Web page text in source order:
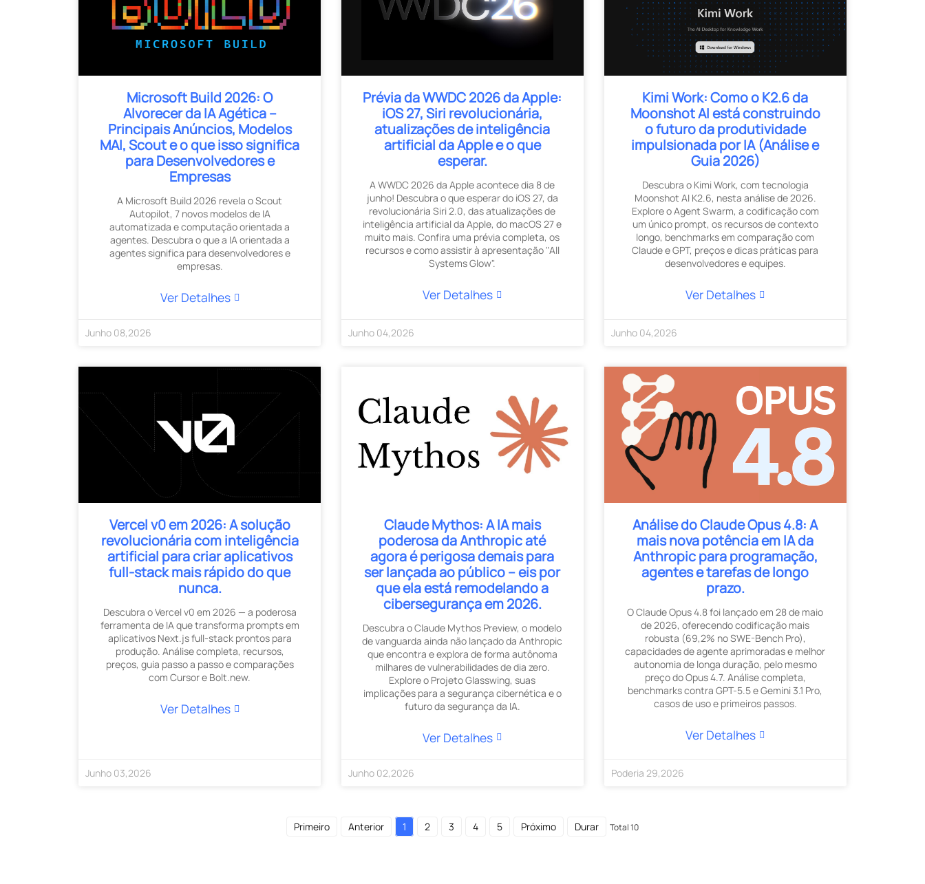
Microsoft Build 2026: O
Alvorecer da IA ​​Agética –
Principais Anúncios, Modelos
MAI, Scout e o que isso significa
para Desenvolvedores e
Empresas
A Microsoft Build 2026 revela o Scout
Autopilot, 7 novos modelos de IA
automatizada e computação orientada a
agentes. Descubra o que a IA orientada a
agentes significa para desenvolvedores e
empresas.
Ver Detalhes
Junho 08,2026
Prévia da WWDC 2026 da Apple:
iOS 27, Siri revolucionária,
atualizações de inteligência
artificial da Apple e o que
esperar.
A WWDC 2026 da Apple acontece dia 8 de
junho! Descubra o que esperar do iOS 27, da
revolucionária Siri 2.0, das atualizações de
inteligência artificial da Apple, do macOS 27 e
muito mais. Confira uma prévia completa, os
recursos e como assistir à apresentação "All
Systems Glow".
Ver Detalhes
Junho 04,2026
Kimi Work: Como o K2.6 da
Moonshot AI está construindo
o futuro da produtividade
impulsionada por IA (Análise e
Guia 2026)
Descubra o Kimi Work, com tecnologia
Moonshot AI K2.6, nesta análise de 2026.
Explore o Agent Swarm, a codificação com
um único prompt, os recursos de contexto
longo, benchmarks em comparação com
Claude e GPT, preços e dicas práticas para
desenvolvedores e equipes.
Ver Detalhes
Junho 04,2026
Vercel v0 em 2026: A solução
revolucionária com inteligência
artificial para criar aplicativos
full-stack mais rápido do que
nunca.
Descubra o Vercel v0 em 2026 — a poderosa
ferramenta de IA que transforma prompts em
aplicativos Next.js full-stack prontos para
produção. Análise completa, recursos,
preços, guia passo a passo e comparações
com Cursor e Bolt.new.
Ver Detalhes
Junho 03,2026
Claude Mythos: A IA mais
poderosa da Anthropic até
agora é perigosa demais para
ser lançada ao público – eis por
que ela está remodelando a
cibersegurança em 2026.
Descubra o Claude Mythos Preview, o modelo
de vanguarda ainda não lançado da Anthropic
que encontra e explora de forma autônoma
milhares de vulnerabilidades de dia zero.
Explore o Projeto Glasswing, suas
implicações para a segurança cibernética e o
futuro da segurança da IA.
Ver Detalhes
Junho 02,2026
Análise do Claude Opus 4.8: A
mais nova potência em IA da
Anthropic para programação,
agentes e tarefas de longo
prazo.
O Claude Opus 4.8 foi lançado em 28 de maio
de 2026, oferecendo codificação mais
robusta (69,2% no SWE-Bench Pro),
capacidades de agente aprimoradas e melhor
autonomia de longa duração, pelo mesmo
preço do Opus 4.7. Análise completa,
benchmarks contra GPT-5.5 e Gemini 3.1 Pro,
casos de uso e primeiros passos.
Ver Detalhes
Poderia 29,2026
Primeiro Anterior 1 2 3 4 5 Próximo Durar Total 10